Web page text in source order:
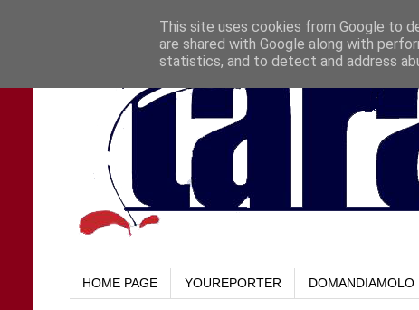
HOME PAGE YOUREPORTER DOMANDIAMOLO
This site uses cookies from Google to
are shared with Google along with
statistics, and to detect and address